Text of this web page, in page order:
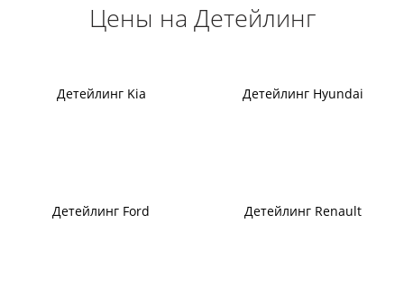
Цены на Детейлинг
Детейлинг Kia Детейлинг Hyundai
Детейлинг Ford Детейлинг Renault